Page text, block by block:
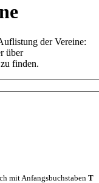
der Vereine:
über
finden.
mit Anfangsbuchstaben T